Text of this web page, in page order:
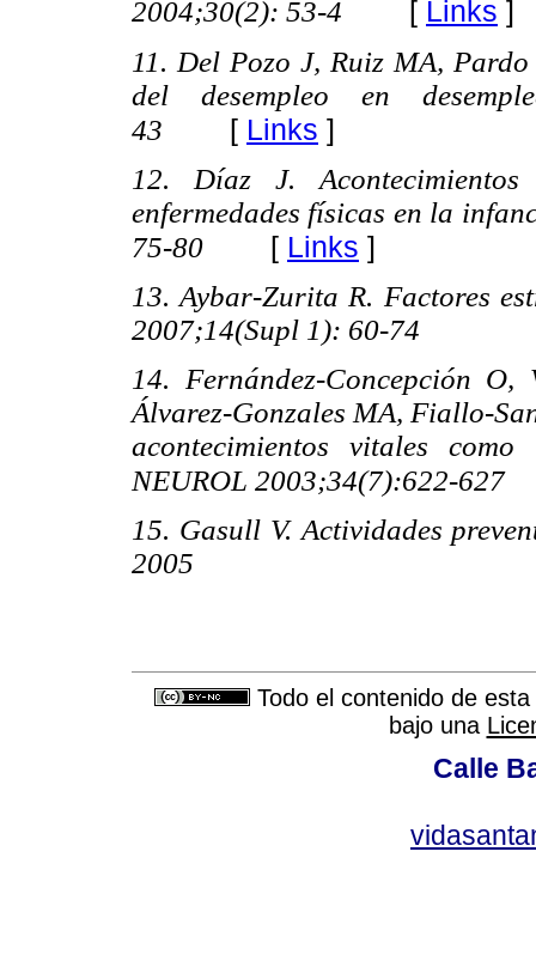
2004;30(2): 53-4 [ Links ]
11. Del Pozo J, Ruiz MA,
del desempleo en
43 [ Links ]
12. Díaz J.
enfermedades físicas en la
75-80 [ Links ]
13. Aybar-Zurita R. Factores
2007;14(Supl 1): 60-74
14. Fernández-Concepción O,
Álvarez-Gonzales MA, Fiallo-
acontecimientos vitales
NEUROL 2003;34(7):622-627
15. Gasull V. Actividades
2005
Todo el contenido de
bajo una
Calle